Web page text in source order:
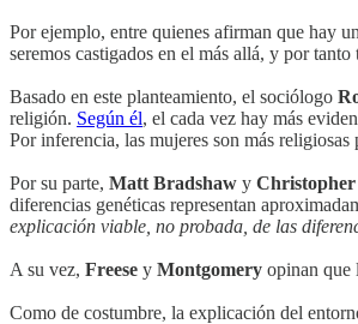
Por ejemplo, entre quienes afirman que hay
seremos castigados en el más allá, y por
Basado en este planteamiento, el sociólogo
religión. Según él, el cada vez hay más
Por inferencia, las mujeres son más
Por su parte, Matt Bradshaw y Christopher
diferencias genéticas representan
explicación viable, no probada, de las
A su vez, Freese y Montgomery opinan que
Como de costumbre, la explicación del